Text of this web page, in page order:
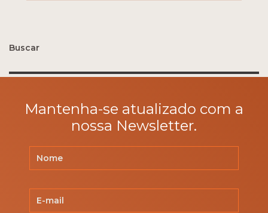
Buscar
por:
Mantenha-se atualizado com a
nossa Newsletter.